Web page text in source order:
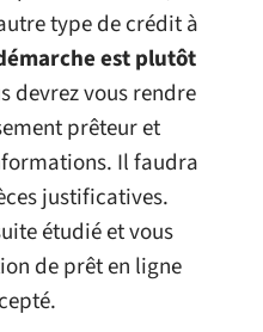
type de crédit à
est plutôt
devrez vous rendre
prêteur et
Il faudra
justificatives.
étudié et vous
de prêt en ligne